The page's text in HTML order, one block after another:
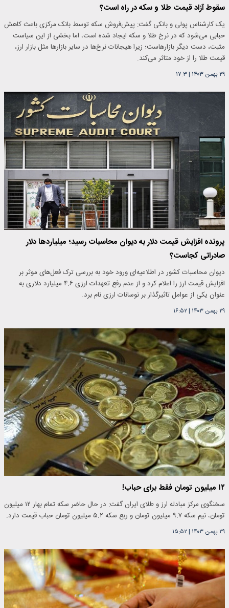
سقوط آزاد قیمت طلا و سکه در راه است؟
یک کارشناس پولی و بانکی گفت: پیش‌فروش سکه توسط بانک مرکزی باعث کاهش
حبابی می‌شود که در نرخ طلا و سکه ایجاد شده است، اما بخشی از این سیاست
مثبت، دست دیگر بازارهاست؛ زیرا هیجانات نرخ‌ها در سایر بازارها مثل بازار ارز،
قیمت طلا را از خود متاثر می‌کند.
۲۹ بهمن ۱۴۰۳ |۱۷:۳
پرونده افزایش قیمت دلار به دیوان محاسبات رسید؛ میلیاردها دلار
صادراتی کجاست؟
دیوان محاسبات کشور در اطلاعیه‌ای ورود خود به بررسی ترک فعل‌های موثر بر
افزایش قیمت ارز را اعلام کرد و از عدم رفع تعهدات ارزی ۴.۶ میلیارد دلاری به
عنوان یکی از عوامل تاثیرگذار بر نوسانات ارزی نام برد.
۲۹ بهمن ۱۴۰۳ |۱۶:۵۲
۱۲ میلیون تومان فقط برای حباب!
سخنگوی مرکز مبادله ارز و طلای ایران گفت: در حال حاضر سکه تمام بهار ۱۲ میلیون
تومان، نیم سکه ۹.۷ میلیون تومان و ربع سکه ۵.۲ میلیون تومان حباب قیمت دارد.
۲۹ بهمن ۱۴۰۳ |۱۵:۵۲